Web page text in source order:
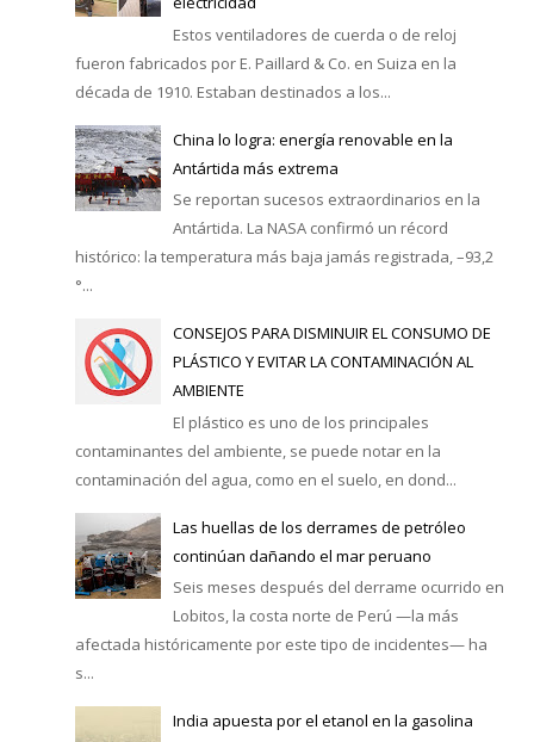
Estos ventiladores de cuerda o de reloj
fueron fabricados por E. Paillard & Co. en Suiza en la
década de 1910. Estaban destinados a los...
China lo logra: energía renovable en la
Antártida más extrema
Se reportan sucesos extraordinarios en la
Antártida. La NASA confirmó un récord
histórico: la temperatura más baja jamás registrada, –93,2
°...
CONSEJOS PARA DISMINUIR EL CONSUMO DE
PLÁSTICO Y EVITAR LA CONTAMINACIÓN AL
AMBIENTE
El plástico es uno de los principales
contaminantes del ambiente, se puede notar en la
contaminación del agua, como en el suelo, en dond...
Las huellas de los derrames de petróleo
continúan dañando el mar peruano
Seis meses después del derrame ocurrido en
Lobitos, la costa norte de Perú —la más
afectada históricamente por este tipo de incidentes— ha
s...
India apuesta por el etanol en la gasolina